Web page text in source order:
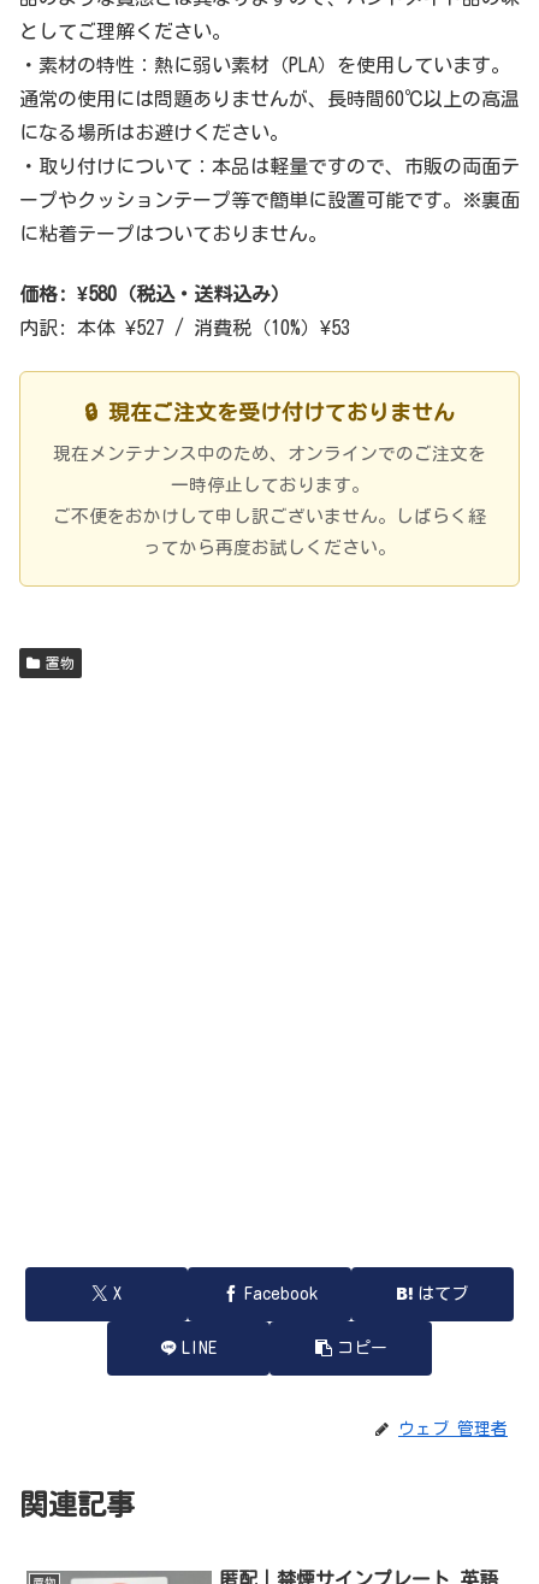
としてご理解ください。
・素材の特性：熱に弱い素材（PLA）を使用しています。
通常の使用には問題ありませんが、長時間60℃以上の高温
になる場所はお避けください。
・取り付けについて：本品は軽量ですので、市販の両面テ
ープやクッションテープ等で簡単に設置可能です。※裏面
に粘着テープはついておりません。
価格: ¥580（税込・送料込み）
内訳: 本体 ¥527 / 消費税（10%）¥53
🔒 現在ご注文を受け付けておりません
現在メンテナンス中のため、オンラインでのご注文を
一時停止しております。
ご不便をおかけして申し訳ございません。しばらく経
ってから再度お試しください。
置物
X Facebook はてブ
LINE コピー
ウェブ 管理者
関連記事
匿配｜禁煙サインプレート 英語